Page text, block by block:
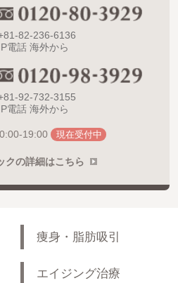
82-236-6136
電話 海外から
92-732-3155
電話 海外から
19:00 現在受付中
クの詳細はこちら
痩身・脂肪吸引
エイジング治療